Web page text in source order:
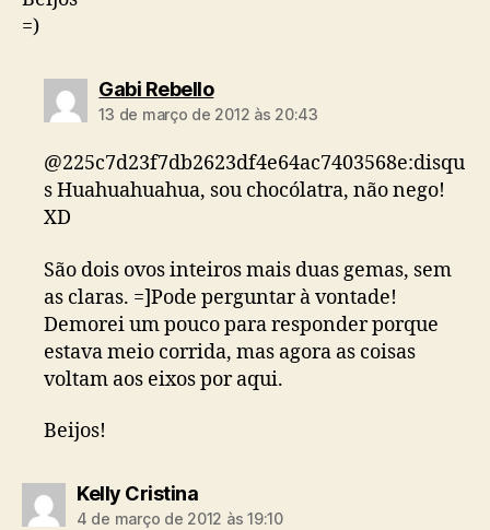
=)
Gabi Rebellodiz:
13 de março de 2012 às 20:43
@225c7d23f7db2623df4e64ac7403568e:disqu
s Huahuahuahua, sou chocólatra, não nego!
XD
São dois ovos inteiros mais duas gemas, sem
as claras. =]Pode perguntar à vontade!
Demorei um pouco para responder porque
estava meio corrida, mas agora as coisas
voltam aos eixos por aqui.
Beijos!
Kelly Cristinadiz:
4 de março de 2012 às 19:10